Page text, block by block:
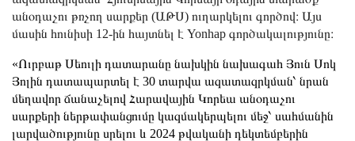
անօդաչու թռչող սարքեր (ԱԹՍ) ուղարկելու գործով։ Այս
մասին հունիսի 12-ին հայտնել է Yonhap գործակալությունը։
«Ուրբաթ Սեուլի դատարանը նախկին նախագահ Յուն Սոկ
Յոլին դատապարտել է 30 տարվա ազատազրկման՝ նրան
մեղավոր ճանաչելով Հարավային Կորեա անօդաչու
սարքերի ներթափանցումը կազմակերպելու մեջ՝ սահմանին
լարվածությունը սրելու և 2024 թվականի դեկտեմբերին